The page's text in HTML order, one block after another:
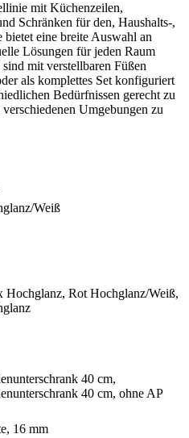
mit Küchenzeilen,
Schränken für den, Haushalts-,
eine breite Auswahl an
Lösungen für jeden Raum
mit verstellbaren Füßen
als komplettes Set konfiguriert
Bedürfnissen gerecht zu
Umgebungen zu
Weiß
Hochglanz, Rot Hochglanz/Weiß,
40 cm,
40 cm, ohne AP
16 mm